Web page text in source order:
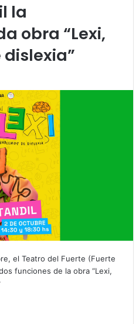
la
obra “Lexi,
el Teatro del Fuerte (Fuerte
funciones de la obra “Lexi,